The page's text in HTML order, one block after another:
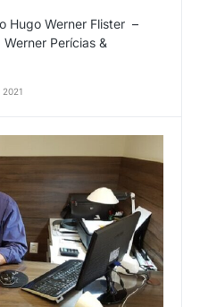
Hugo Werner Flister –
Perícias &
2021